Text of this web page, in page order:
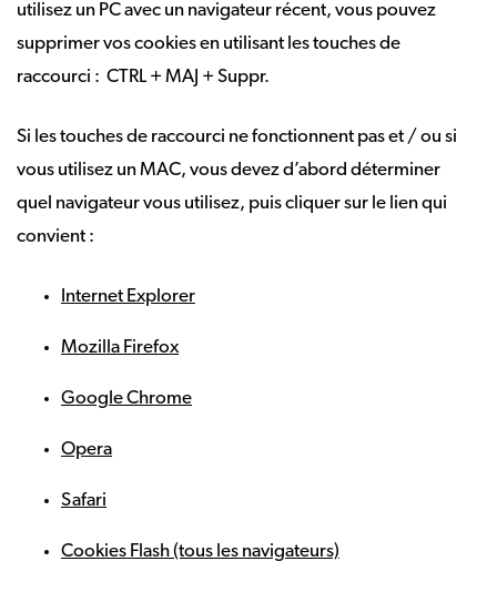
utilisez un PC avec un navigateur récent, vous pouvez
supprimer vos cookies en utilisant les touches de
raccourci : CTRL + MAJ + Suppr.
Si les touches de raccourci ne fonctionnent pas et / ou si
vous utilisez un MAC, vous devez d’abord déterminer
quel navigateur vous utilisez, puis cliquer sur le lien qui
convient :
Internet Explorer
Mozilla Firefox
Google Chrome
Opera
Safari
Cookies Flash (tous les navigateurs)